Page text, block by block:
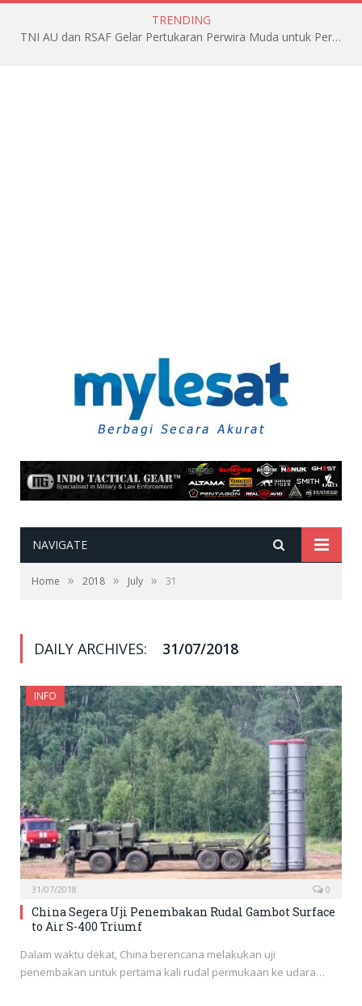
TRENDING
TNI AU dan RSAF Gelar Pertukaran Perwira Muda untuk Perkuat Kerja Sama Bilateral
NAVIGATE
Home » 2018 » July » 31
DAILY ARCHIVES: 31/07/2018
INFO
31/07/2018 0
China Segera Uji Penembakan Rudal Gambot Surface
to Air S-400 Triumf
Dalam waktu dekat, China berencana melakukan uji
penembakan untuk pertama kali rudal permukaan ke udara…